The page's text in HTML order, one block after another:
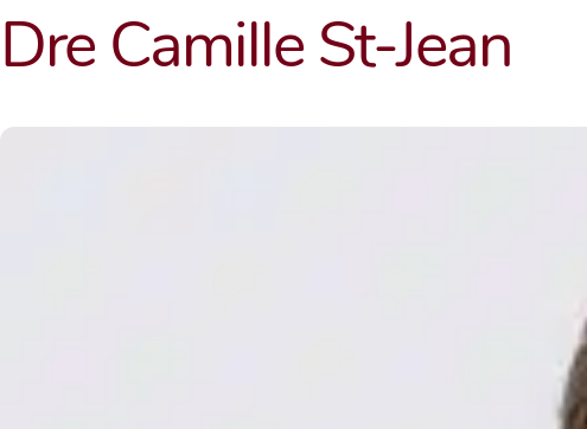
Dre Camille St-Jean